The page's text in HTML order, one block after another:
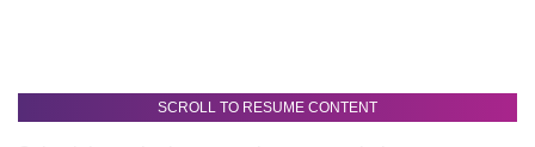
SCROLL TO RESUME CONTENT